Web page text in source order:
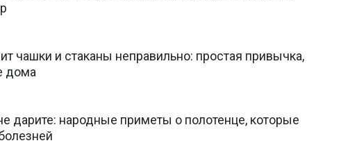
чашки и стаканы неправильно: простая привычка,
дома
дарите: народные приметы о полотенце, которые